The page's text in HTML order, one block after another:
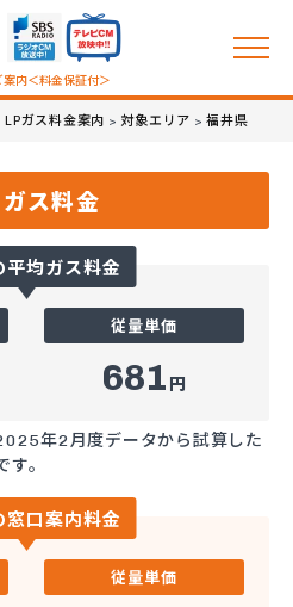
内＜料金保証付＞
ガス料金案内 > 対象エリア >福井県
ス料金
平均ガス料金
従量単価
681 円
年2月度データから試算した
。
窓口案内料金
従量単価